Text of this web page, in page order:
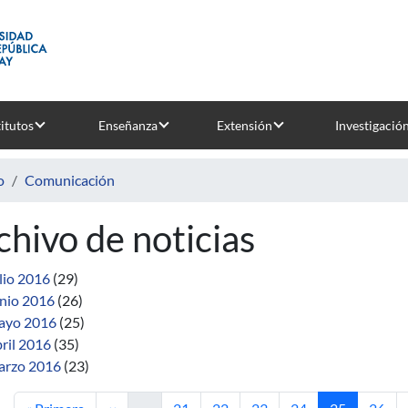
Enseñanza Extensión Investigación
Comunicación
de noticias
2016 (29)
2016 (26)
2016 (25)
2016 (35)
2016 (23)